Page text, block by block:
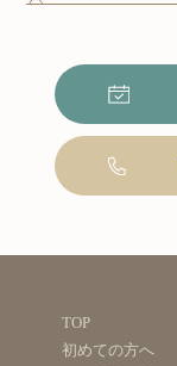
TOP
初めての方へ